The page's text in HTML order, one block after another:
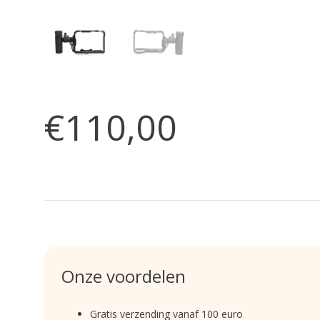
€110,00
Onze voordelen
Gratis verzending vanaf 100 euro